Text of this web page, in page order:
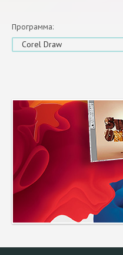
Программа:
Corel Draw